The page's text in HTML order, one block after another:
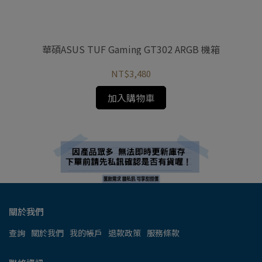
華碩ASUS TUF Gaming GT302 ARGB 機箱
NT$3,480
加入購物車
關於我們
查詢 關於我們 我的帳戶 退款政策 服務條款